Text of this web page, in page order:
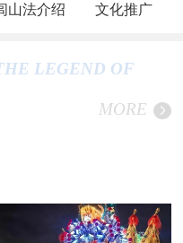
山法介绍 文化推广
LEGEND OF
MORE